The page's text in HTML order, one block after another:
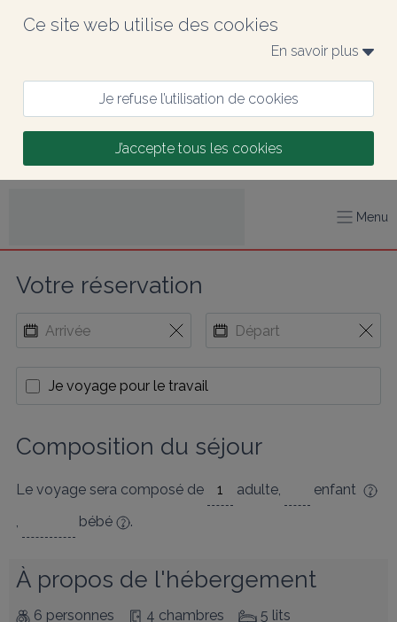
Ce site web utilise des cookies
En savoir plus
Je refuse l’utilisation de cookies
J’accepte tous les cookies
Menu
Votre réservation
Je voyage pour le travail
Composition du séjour
Le voyage sera composé de adulte,
enfant
,
bébé .
À propos de l'hébergement
6 personnes 4 chambres
5 lits